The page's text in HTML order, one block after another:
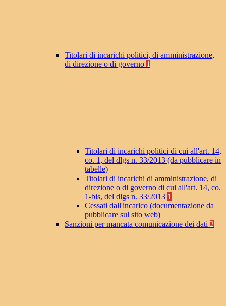
Titolari di incarichi politici, di amministrazione,
di direzione o di governo 1
Titolari di incarichi politici di cui all'art. 14,
co. 1, del dlgs n. 33/2013 (da pubblicare in
tabelle)
Titolari di incarichi di amministrazione, di
direzione o di governo di cui all'art. 14, co.
1-bis, del dlgs n. 33/2013 1
Cessati dall'incarico (documentazione da
pubblicare sul sito web)
Sanzioni per mancata comunicazione dei dati 2